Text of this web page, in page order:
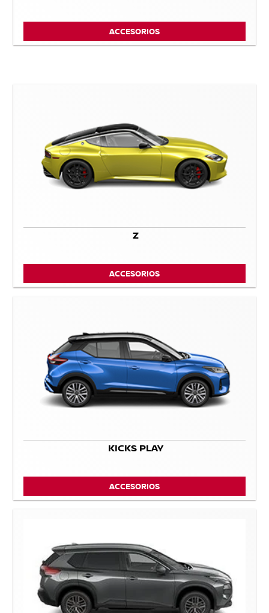
ACCESORIOS
Z
ACCESORIOS
KICKS PLAY
ACCESORIOS